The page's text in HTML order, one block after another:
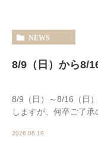
NEWS
8/9（日）から8/
8/9（日）～8/16（日
しますが、何卒ご了承
2026.06.18